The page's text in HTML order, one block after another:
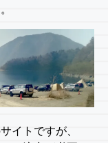
イトですが、